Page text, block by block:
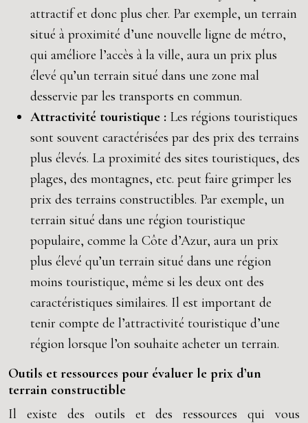
attractif et donc plus cher. Par exemple, un terrain
situé à proximité d’une nouvelle ligne de métro,
qui améliore l’accès à la ville, aura un prix plus
élevé qu’un terrain situé dans une zone mal
desservie par les transports en commun.
Attractivité touristique : Les régions touristiques
sont souvent caractérisées par des prix des terrains
plus élevés. La proximité des sites touristiques, des
plages, des montagnes, etc. peut faire grimper les
prix des terrains constructibles. Par exemple, un
terrain situé dans une région touristique
populaire, comme la Côte d’Azur, aura un prix
plus élevé qu’un terrain situé dans une région
moins touristique, même si les deux ont des
caractéristiques similaires. Il est important de
tenir compte de l’attractivité touristique d’une
région lorsque l’on souhaite acheter un terrain.
Outils et ressources pour évaluer le prix d’un
terrain constructible
Il existe des outils et des ressources qui vous